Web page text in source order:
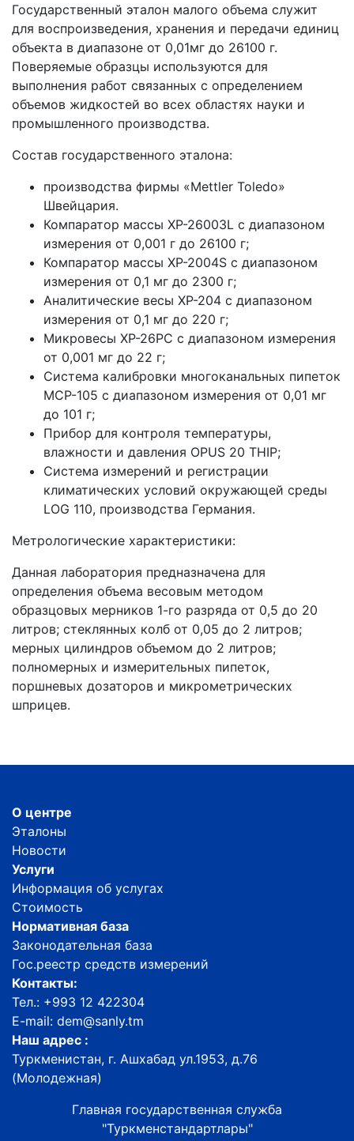
Государственный эталон малого объема служит
для воспроизведения, хранения и передачи единиц
объекта в диапазоне от 0,01мг до 26100 г.
Поверяемые образцы используются для
выполнения работ связанных с определением
объемов жидкостей во всех областях науки и
промышленного производства.
Состав государственного эталона:
производства фирмы «Mettler Toledo»
Швейцария.
Компаратор массы XP-26003L с диапазоном
измерения от 0,001 г до 26100 г;
Компаратор массы XP-2004S с диапазоном
измерения от 0,1 мг до 2300 г;
Аналитические весы XP-204 c диапазоном
измерения от 0,1 мг до 220 г;
Микровесы XP-26PC с диапазоном измерения
от 0,001 мг до 22 г;
Система калибровки многоканальных пипеток
MCP-105 с диапазоном измерения от 0,01 мг
до 101 г;
Прибор для контроля температуры,
влажности и давления OPUS 20 THIP;
Система измерений и регистрации
климатических условий окружающей среды
LOG 110, производства Германия.
Метрологические характеристики:
Данная лаборатория предназначена для
определения объема весовым методом
образцовых мерников 1-го разряда от 0,5 до 20
литров; стеклянных колб от 0,05 до 2 литров;
мерных цилиндров объемом до 2 литров;
полномерных и измерительных пипеток,
поршневых дозаторов и микрометрических
шприцев.
О центре
Эталоны
Новости
Услуги
Информация об услугах
Стоимость
Нормативная база
Законодательная база
Гос.реестр средств измерений
Контакты:
Тел.: +993 12 422304
E-mail: dem@sanly.tm
Наш адрес :
Туркменистан, г. Ашхабад ул.1953, д.76
(Молодежная)
Главная государственная служба
"Туркменстандартлары"